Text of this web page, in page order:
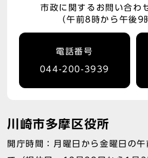
市政に関するお問い合わ
（午前8時から午後
電話番号
044-200-3939
川崎市多摩区役所
開庁時間：月曜日から金曜日の